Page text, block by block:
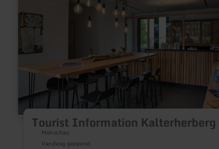
Tourist Information Kalterherberg
Monschau
Vandaag geopend